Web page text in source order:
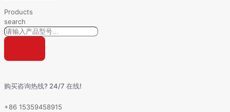
Products
search
购买咨询热线? 24/7 在线!
+86 15359458915